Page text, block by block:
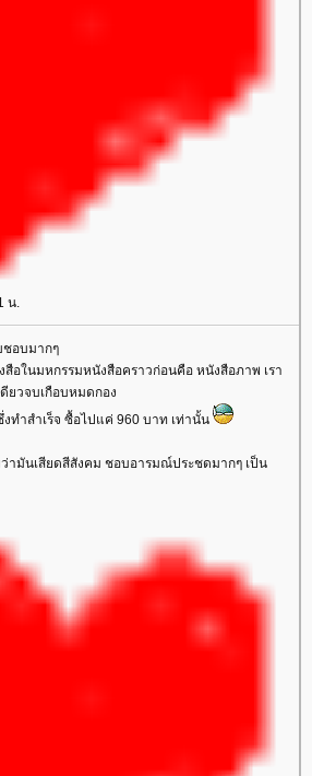
น.
อบมากๆ
สือในมหกรรมหนังสือคราวก่อนคือ หนังสือภาพ เรา
ยวจบเกือบหมดกอง
ทำสำเร็จ ซื้อไปแค่ 960 บาท เท่านั้น
ามันเสียดสีสังคม ชอบอารมณ์ประชดมากๆ เป็น